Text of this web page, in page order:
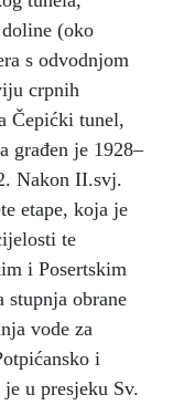
(oko
s odvodnjom
crpnih
Čepićki tunel,
građen je 1928–
Nakon II.svj.
etape, koja je
te
i Posertskim
stupnja obrane
vode za
i
u presjeku Sv.